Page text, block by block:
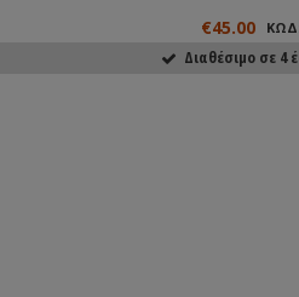
€45.00
Διαθέσιμο σε 4